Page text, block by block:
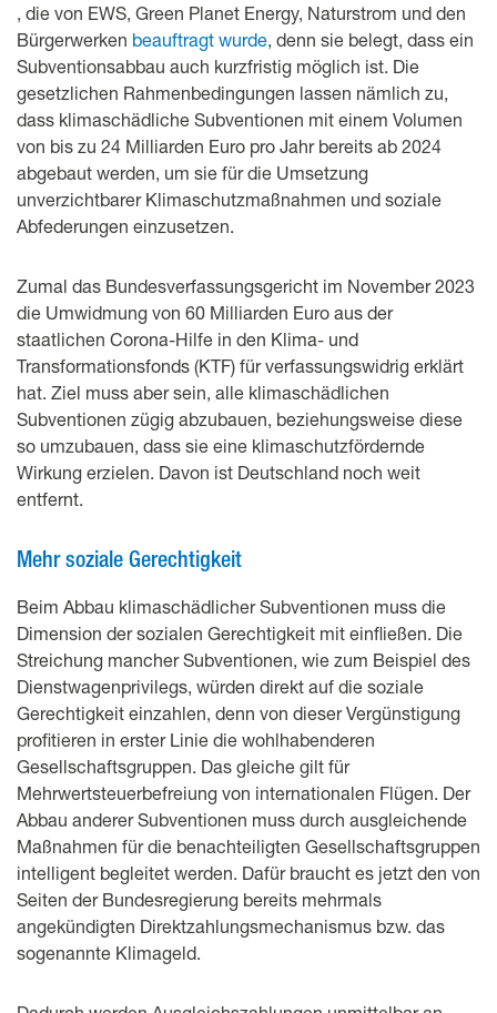
, die von EWS, Green Planet Energy, Naturstrom und den
Bürgerwerken beauftragt wurde , denn sie belegt, dass ein
Subventionsabbau auch kurzfristig möglich ist. Die
gesetzlichen Rahmenbedingungen lassen nämlich zu,
dass klimaschädliche Subventionen mit einem Volumen
von bis zu 24 Milliarden Euro pro Jahr bereits ab 2024
abgebaut werden, um sie für die Umsetzung
unverzichtbarer Klimaschutzmaßnahmen und soziale
Abfederungen einzusetzen.
Zumal das Bundesverfassungsgericht im November 2023
die Umwidmung von 60 Milliarden Euro aus der
staatlichen Corona-Hilfe in den Klima- und
Transformationsfonds (KTF) für verfassungswidrig erklärt
hat. Ziel muss aber sein, alle klimaschädlichen
Subventionen zügig abzubauen, beziehungsweise diese
so umzubauen, dass sie eine klimaschutzfördernde
Wirkung erzielen. Davon ist Deutschland noch weit
entfernt.
Mehr soziale Gerechtigkeit
Beim Abbau klimaschädlicher Subventionen muss die
Dimension der sozialen Gerechtigkeit mit einfließen. Die
Streichung mancher Subventionen, wie zum Beispiel des
Dienstwagenprivilegs, würden direkt auf die soziale
Gerechtigkeit einzahlen, denn von dieser Vergünstigung
profitieren in erster Linie die wohlhabenderen
Gesellschaftsgruppen. Das gleiche gilt für
Mehrwertsteuerbefreiung von internationalen Flügen. Der
Abbau anderer Subventionen muss durch ausgleichende
Maßnahmen für die benachteiligten Gesellschaftsgruppen
intelligent begleitet werden. Dafür braucht es jetzt den von
Seiten der Bundesregierung bereits mehrmals
angekündigten Direktzahlungsmechanismus bzw. das
sogenannte Klimageld.